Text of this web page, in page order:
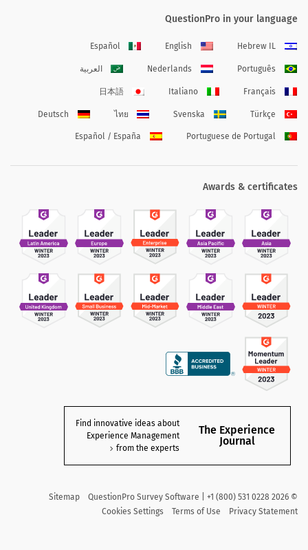
QuestionPro in your language
Hebrew IL
English
Español
Português
Nederlands العربية
Français
Italiano
日本語
Türkçe
Svenska
ไทย
Deutsch
Portuguese de Portugal
Español / España
Awards & certificates
The Experience
Journal
Find innovative ideas about
Experience Management
from the experts
©
2026
Sitemap
Privacy Statement
Terms of Use
Cookies Settings